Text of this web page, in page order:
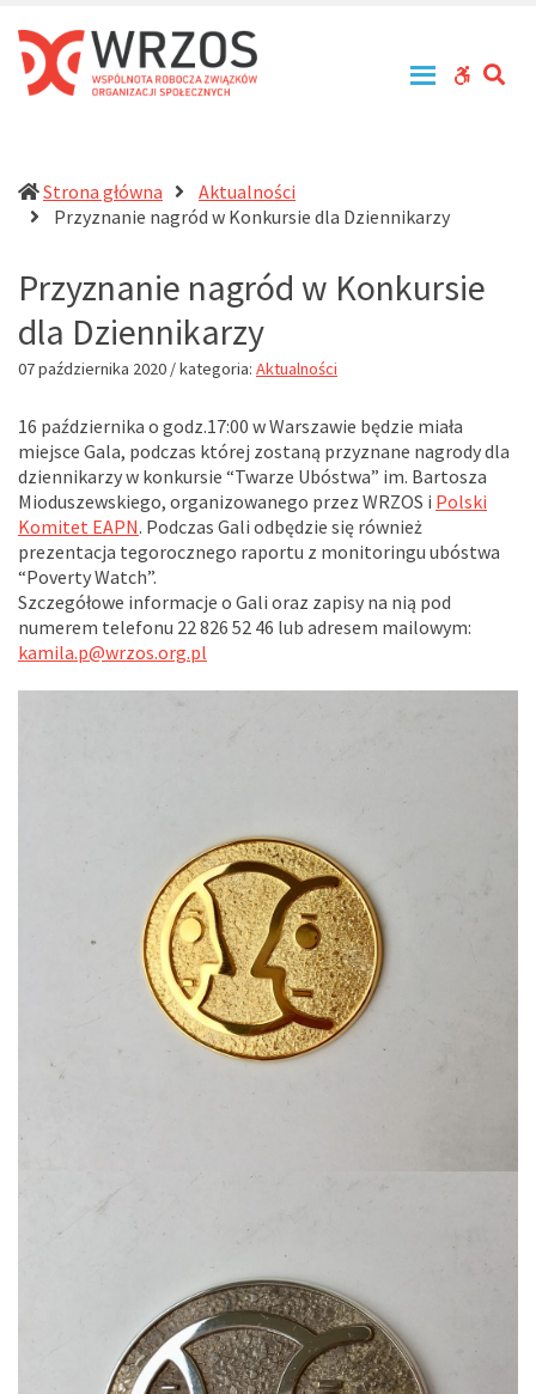
Wspólnota
Robocza
zachowaniu
zasad
tolerancji,
działa
działań
pomocowych
Polsce
WCAG
Strona główna
Aktualności
Przyznanie nagród w Konkursie dla Dziennikarzy(current)
Przyznanie nagród w Konkursie
dla Dziennikarzy
07 października 2020 / kategoria: Aktualności
16 października o godz.17:00 w Warszawie będzie miała
miejsce Gala, podczas której zostaną przyznane nagrody dla
dziennikarzy w konkursie “Twarze Ubóstwa” im. Bartosza
Mioduszewskiego, organizowanego przez WRZOS i Polski
Komitet EAPN. Podczas Gali odbędzie się również
prezentacja tegorocznego raportu z monitoringu ubóstwa
“Poverty Watch”.
Szczegółowe informacje o Gali oraz zapisy na nią pod
numerem telefonu 22 826 52 46 lub adresem mailowym:
kamila.p@wrzos.org.pl